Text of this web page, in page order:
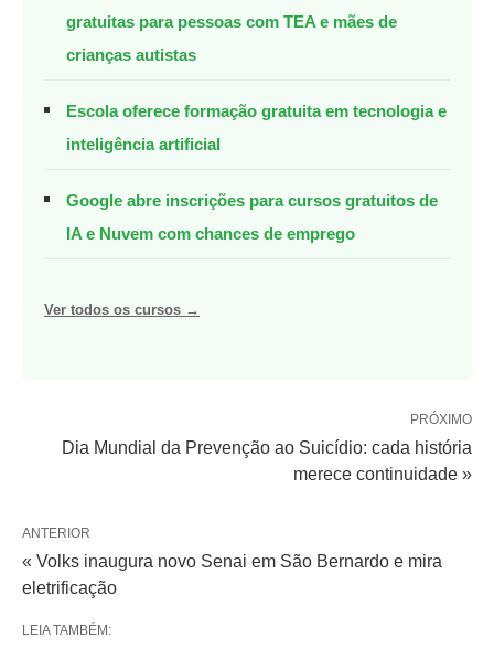
gratuitas para pessoas com TEA e mães de
crianças autistas
Escola oferece formação gratuita em tecnologia e
inteligência artificial
Google abre inscrições para cursos gratuitos de
IA e Nuvem com chances de emprego
Ver todos os cursos →
PRÓXIMO
Dia Mundial da Prevenção ao Suicídio: cada história
merece continuidade »
ANTERIOR
« Volks inaugura novo Senai em São Bernardo e mira
eletrificação
LEIA TAMBÉM: